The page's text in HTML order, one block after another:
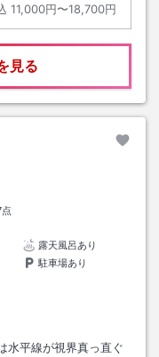
11,000円〜18,700円
見る
露天風呂あり
駐車場あり
水平線が視界真っ直ぐ